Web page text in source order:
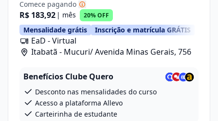
Comece pagando
R$ 183,92 | mês 20% OFF
Mensalidade grátis Inscrição e matrícula GRÁTIS
EaD - Virtual
Itabatã - Mucuri/ Avenida Minas Gerais, 756
Benefícios Clube Quero
Desconto nas mensalidades do curso
Acesso a plataforma Allevo
Carteirinha de estudante